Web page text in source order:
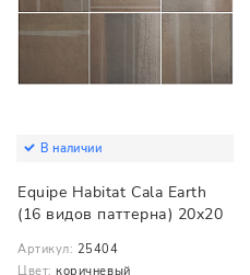
В наличии
Equipe Habitat Cala Earth
(16 видов паттерна) 20x20
Артикул: 25404
Цвет: коричневый